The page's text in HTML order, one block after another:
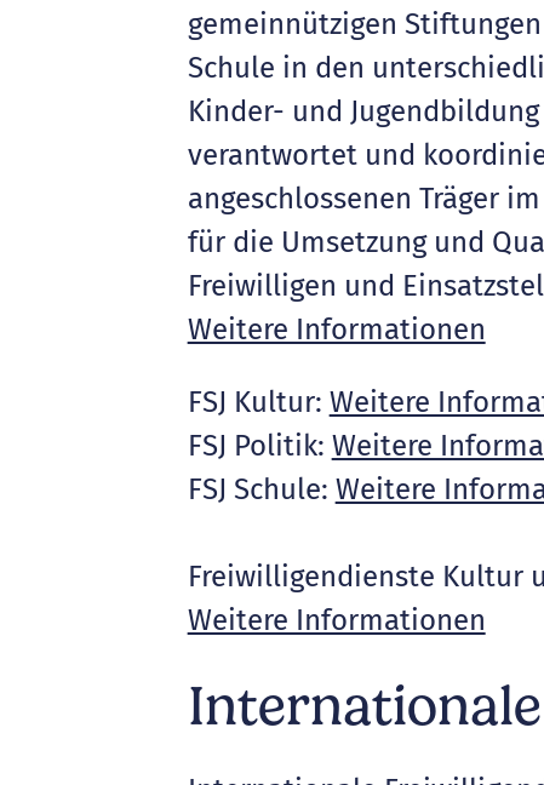
gemeinnützigen
Schule in den
Kinder- und
verantwortet und
angeschlossenen Träger
für die Umsetzung und
Freiwilligen und
Weitere Informationen
FSJ Kultur: Weitere
FSJ Politik: Weitere
FSJ Schule: Weitere
Freiwilligendienste Kultur
Weitere Informationen